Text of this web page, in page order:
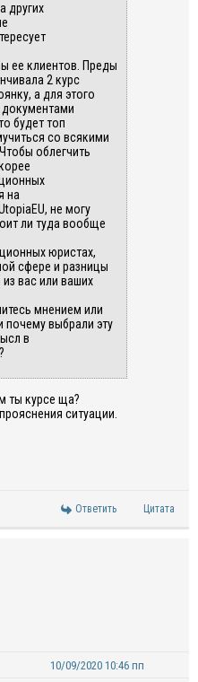
других
ее клиентов Преды
2 курс
, а для этого
будет топ
со всякими
Чтобы облегчить
на
, не могу
ли туда вообще
юристах,
сфере и разницы
из вас или ваших
мнением или
почему выбрали эту
в
?
ты курсе ща?
ситуации.
Ответить Цитата
10/09/2020 10:46 пп